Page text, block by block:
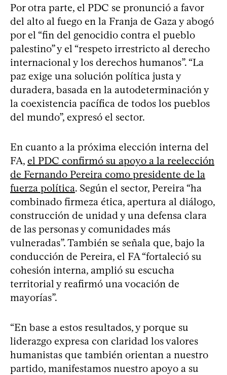
Por otra parte, el PDC se pronunció a favor
del alto al fuego en la Franja de Gaza y abogó
por el “fin del genocidio contra el pueblo
palestino” y el “respeto irrestricto al derecho
internacional y los derechos humanos”. “La
paz exige una solución política justa y
duradera, basada en la autodeterminación y
la coexistencia pacífica de todos los pueblos
del mundo”, expresó el sector.
En cuanto a la próxima elección interna del
FA, el PDC confirmó su apoyo a la reelección
de Fernando Pereira como presidente de la
fuerza política. Según el sector, Pereira “ha
combinado firmeza ética, apertura al diálogo,
construcción de unidad y una defensa clara
de las personas y comunidades más
vulneradas”. También se señala que, bajo la
conducción de Pereira, el FA “fortaleció su
cohesión interna, amplió su escucha
territorial y reafirmó una vocación de
mayorías”.
“En base a estos resultados, y porque su
liderazgo expresa con claridad los valores
humanistas que también orientan a nuestro
partido, manifestamos nuestro apoyo a su